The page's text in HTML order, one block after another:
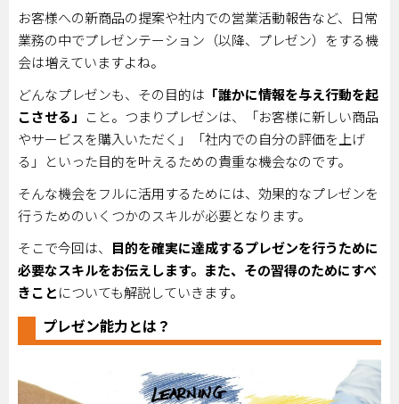
お客様への新商品の提案や社内での営業活動報告など、日常
業務の中でプレゼンテーション（以降、プレゼン）をする機
会は増えていますよね。
どんなプレゼンも、その目的は 「誰かに情報を与え行動を起
こさせる」 こと。つまりプレゼンは、「お客様に新しい商品
やサービスを購入いただく」「社内での自分の評価を上げ
る」といった目的を叶えるための貴重な機会なのです。
そんな機会をフルに活用するためには、効果的なプレゼンを
行うためのいくつかのスキルが必要となります。
そこで今回は、 目的を確実に達成するプレゼンを行うために
必要なスキルをお伝えします。また、その習得のためにすべ
きこと についても解説していきます。
プレゼン能力とは？